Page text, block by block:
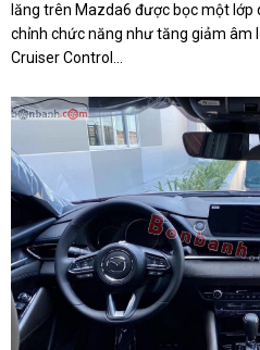
lăng trên Mazda6 được bọc một lớp
chỉnh chức năng như tăng giảm âm
Cruiser Control...